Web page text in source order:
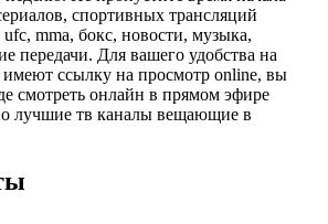
спортивных трансляций
ufc, mma, бокс, новости, музыка,
передачи. Для вашего удобства на
ссылку на просмотр online, вы
смотреть онлайн в прямом эфире
лучшие тв каналы вещающие в